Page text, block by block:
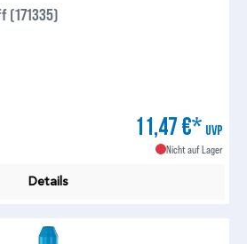
(171335)
11,47 €* UVP
Nicht auf Lager
Details